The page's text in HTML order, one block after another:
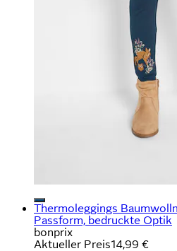
Thermoleggings
Passform, bedruckte Optik
bonprix
Aktueller Preis14,99 €